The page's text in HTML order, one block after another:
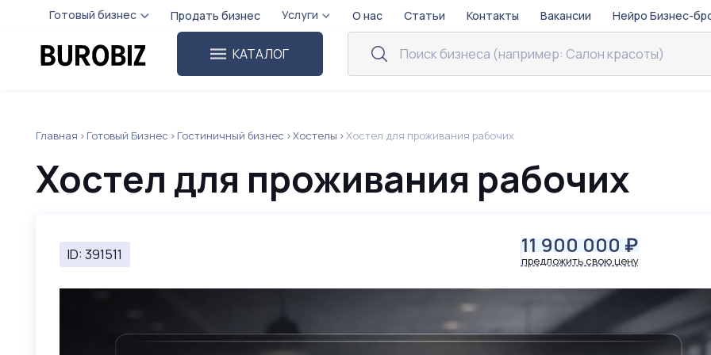
Готовый бизнес Продать бизнес Услуги О нас Статьи Контакты Вакансии Нейро Бизнес-
КАТАЛОГ
Главная Готовый Бизнес Гостиничный бизнес Хостелы Хостел для проживания рабочих
Хостел для проживания рабочих
ID: 391511 11 900 000 ₽
предложить свою цену